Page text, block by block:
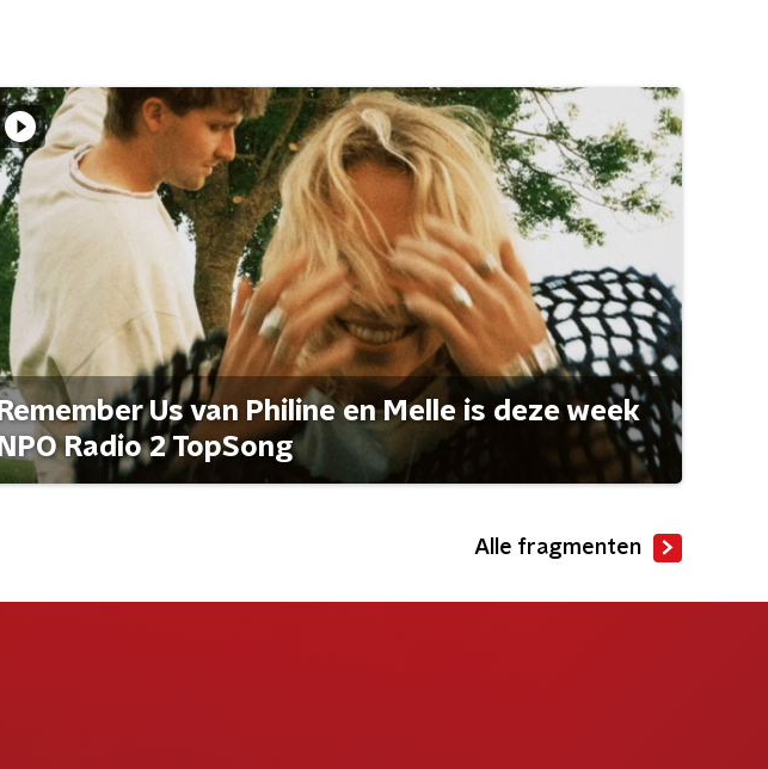
Remember Us van Philine en Melle is deze week
NPO Radio 2 TopSong
Alle fragmenten